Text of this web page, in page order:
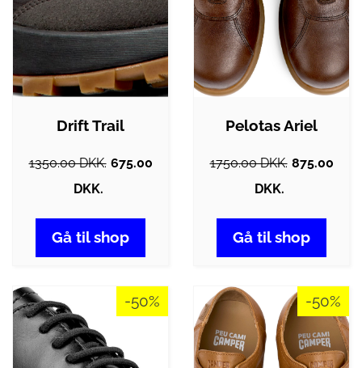
Drift Trail
1350.00 DKK. 675.00
DKK.
Gå til shop
Pelotas Ariel
1750.00 DKK. 875.00
DKK.
Gå til shop
-50% -50%